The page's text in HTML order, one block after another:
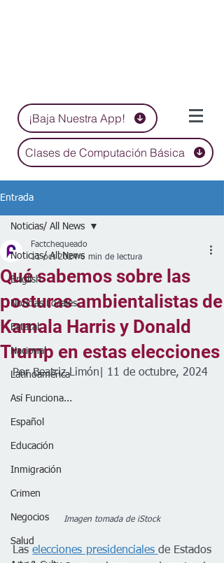
¡Baja Nuestra App!
Clases de Computación Básica
Entrada
Noticias/ All News
English
Noticias Locales
Estatal
Nacional
Latinoamérica
Así Funciona...
Español
Educación
Inmigración
Crimen
Negocios
Salud
Noticias/ All News
Qué sabemos sobre las
posturas ambientalistas de
Kamala Harris y Donald
Trump en estas elecciones
Factchequeado
11 oct 2024 6 min de lectura
Por Beatriz Limón| 11 de octubre, 2024
Imagen tomada de iStock
Las elecciones presidenciales de Estados